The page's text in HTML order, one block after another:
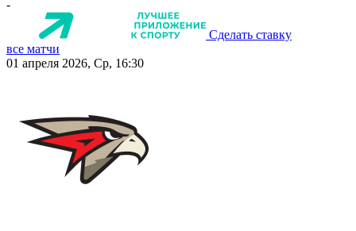
-
Сделать ставку
все матчи
01 апреля 2026, Ср, 16:30